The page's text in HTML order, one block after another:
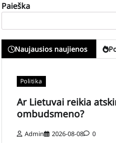
Paieška
Naujausios naujienos
Politika
Ar Lietuvai reikia
ombudsmeno?
Admin 2026-08-08 0